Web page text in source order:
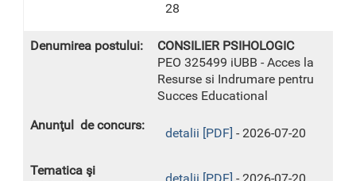
28
CONSILIER PSIHOLOGIC
PEO 325499 iUBB - Acces la
Resurse si Indrumare pentru
Succes Educational
detalii [PDF] - 2026-07-20